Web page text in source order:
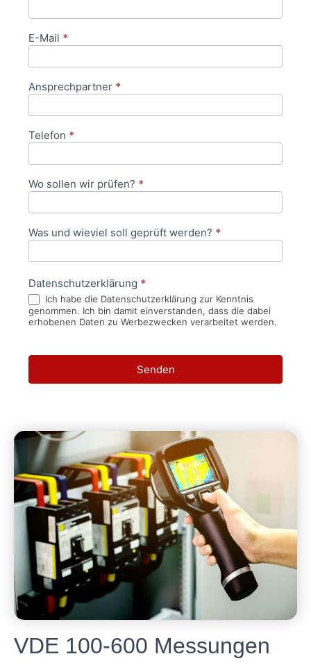
E-Mail *
Ansprechpartner *
Telefon *
Wo sollen wir prüfen? *
Was und wieviel soll geprüft werden? *
Datenschutzerklärung *
Ich habe die Datenschutzerklärung zur Kenntnis
genommen. Ich bin damit einverstanden, dass die dabei
erhobenen Daten zu Werbezwecken verarbeitet werden.
Senden
VDE 100-600 Messungen